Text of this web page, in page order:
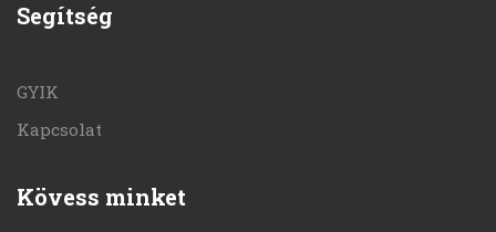
Segítség
GYIK
Kapcsolat
Kövess minket